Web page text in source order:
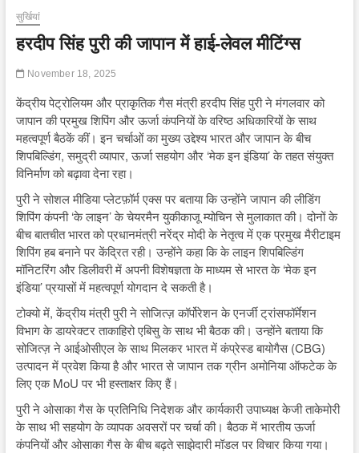
सुर्खियां
हरदीप सिंह पुरी की जापान में हाई-लेवल मीटिंग्स
November 18, 2025
केंद्रीय पेट्रोलियम और प्राकृतिक गैस मंत्री हरदीप सिंह पुरी ने मंगलवार को
जापान की प्रमुख शिपिंग और ऊर्जा कंपनियों के वरिष्ठ अधिकारियों के साथ
महत्वपूर्ण बैठकें कीं। इन चर्चाओं का मुख्य उद्देश्य भारत और जापान के बीच
शिपबिल्डिंग, समुद्री व्यापार, ऊर्जा सहयोग और ‘मेक इन इंडिया’ के तहत संयुक्त
विनिर्माण को बढ़ावा देना रहा।
पुरी ने सोशल मीडिया प्लेटफ़ॉर्म एक्स पर बताया कि उन्होंने जापान की लीडिंग
शिपिंग कंपनी ‘के लाइन’ के चेयरमैन युकीकाजू म्योचिन से मुलाकात की। दोनों के
बीच बातचीत भारत को प्रधानमंत्री नरेंद्र मोदी के नेतृत्व में एक प्रमुख मैरीटाइम
शिपिंग हब बनाने पर केंद्रित रही। उन्होंने कहा कि के लाइन शिपबिल्डिंग
मॉनिटरिंग और डिलीवरी में अपनी विशेषज्ञता के माध्यम से भारत के ‘मेक इन
इंडिया’ प्रयासों में महत्वपूर्ण योगदान दे सकती है।
टोक्यो में, केंद्रीय मंत्री पुरी ने सोजित्ज़ कॉर्पोरेशन के एनर्जी ट्रांसफॉर्मेशन
विभाग के डायरेक्टर ताकाहिरो एबिसु के साथ भी बैठक की। उन्होंने बताया कि
सोजित्ज़ ने आईओसीएल के साथ मिलकर भारत में कंप्रेस्ड बायोगैस (CBG)
उत्पादन में प्रवेश किया है और भारत से जापान तक ग्रीन अमोनिया ऑफटेक के
लिए एक MoU पर भी हस्ताक्षर किए हैं।
पुरी ने ओसाका गैस के प्रतिनिधि निदेशक और कार्यकारी उपाध्यक्ष केजी ताकेमोरी
के साथ भी सहयोग के व्यापक अवसरों पर चर्चा की। बैठक में भारतीय ऊर्जा
कंपनियों और ओसाका गैस के बीच बढ़ते साझेदारी मॉडल पर विचार किया गया।